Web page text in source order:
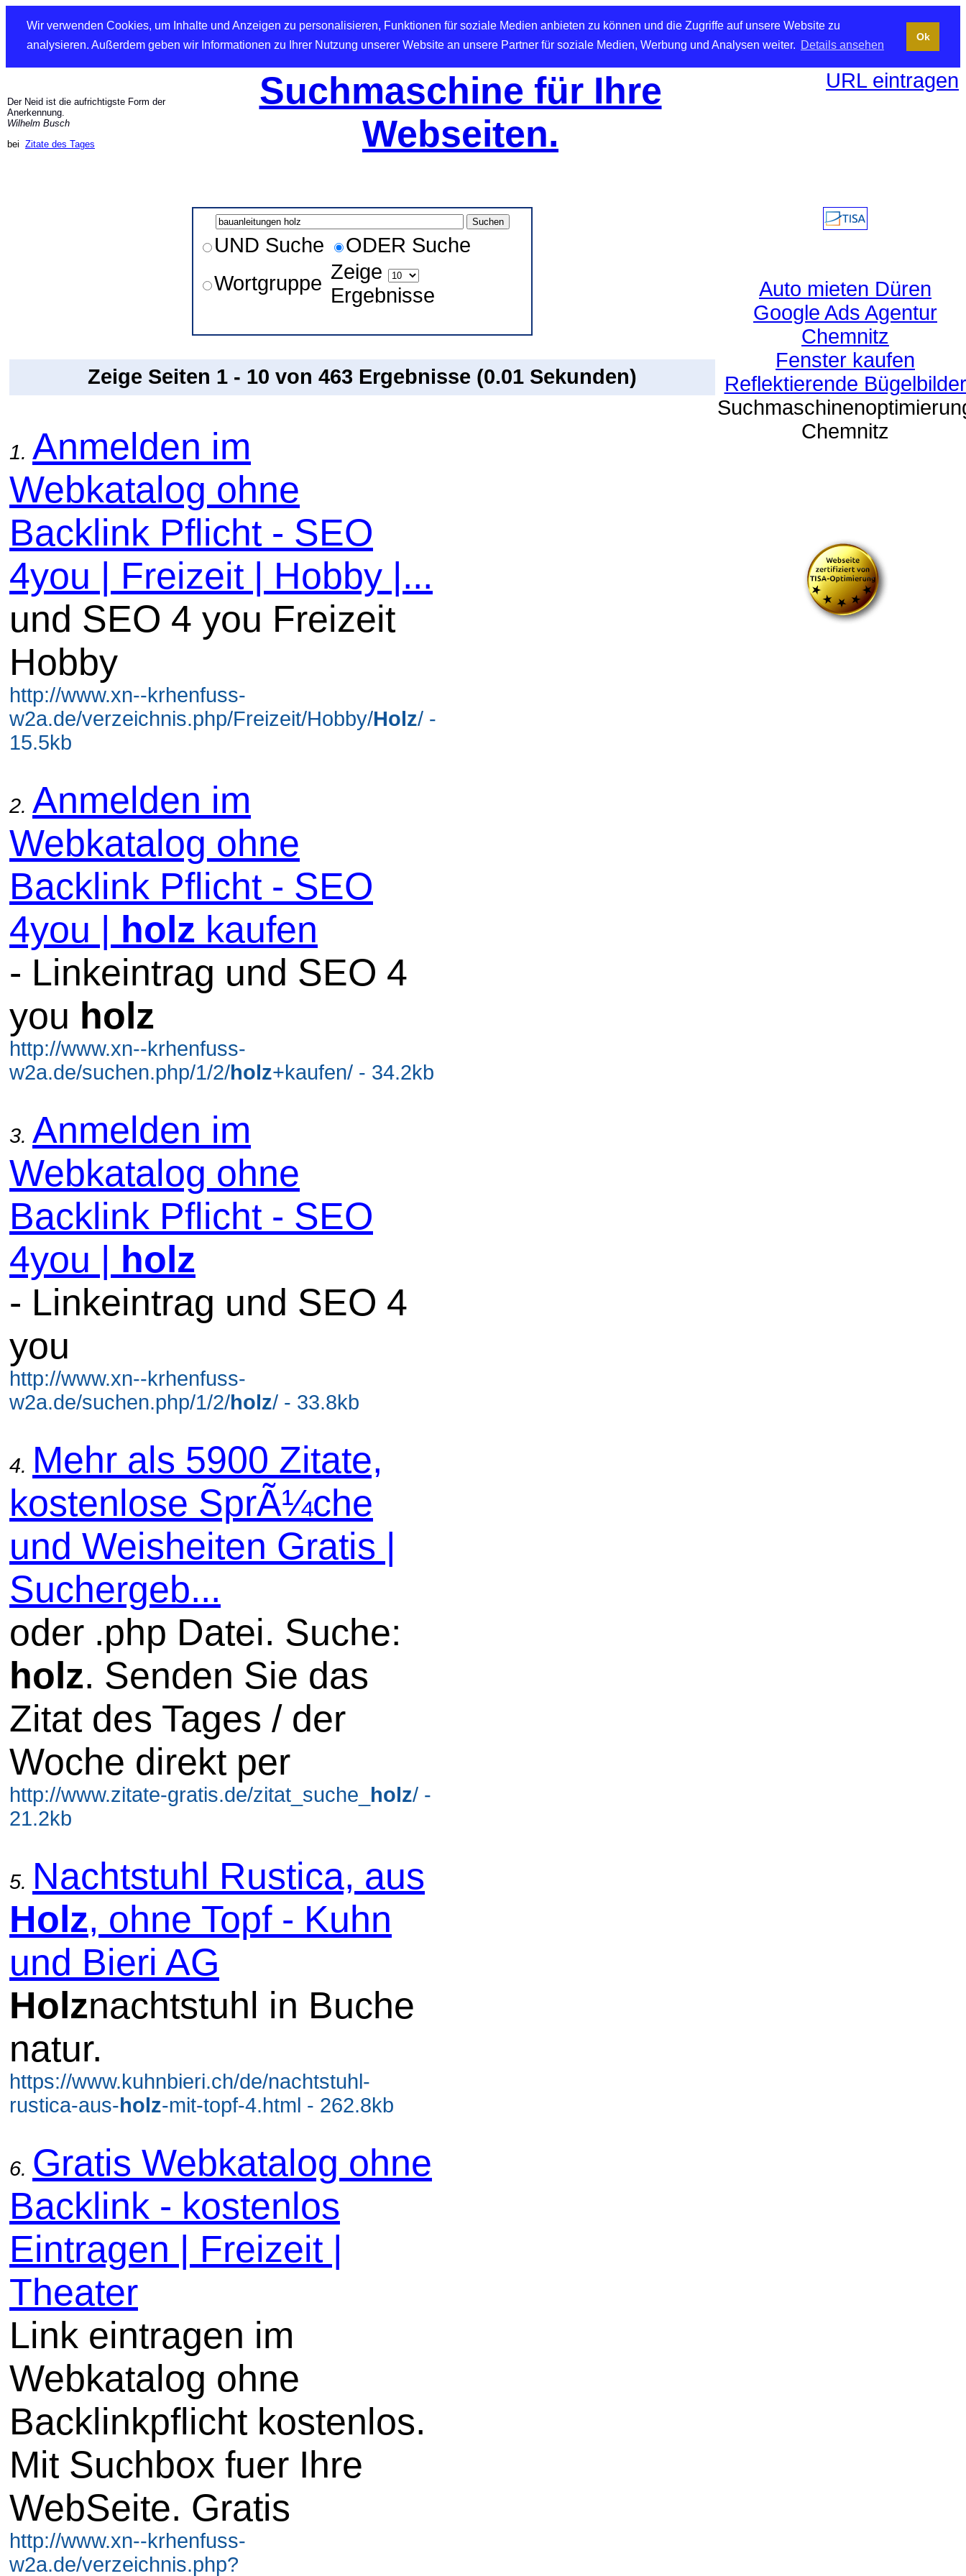
Wir verwenden Cookies, um Inhalte und Anzeigen zu personalisieren, Funktionen für soziale Medien anbieten zu können und die Zugriffe auf unsere Website zu
analysieren. Außerdem geben wir Informationen zu Ihrer Nutzung unserer Website an unsere Partner für soziale Medien, Werbung und Analysen weiter. Details ansehen
Ok
Der Neid ist die aufrichtigste Form der
Anerkennung.
Wilhelm Busch
bei Zitate des Tages
Suchmaschine für Ihre
Webseiten.
URL eintragen
UND Suche
ODER Suche
Wortgruppe Zeige
Ergebnisse
Zeige Seiten 1 - 10 von 463 Ergebnisse (0.01 Sekunden)
1. Anmelden im
Webkatalog ohne
Backlink Pflicht - SEO
4you | Freizeit | Hobby |...
und SEO 4 you Freizeit
Hobby
http://www.xn--krhenfuss-
w2a.de/verzeichnis.php/Freizeit/Hobby/Holz/ -
15.5kb
2. Anmelden im
Webkatalog ohne
Backlink Pflicht - SEO
4you | holz kaufen
- Linkeintrag und SEO 4
you holz
http://www.xn--krhenfuss-
w2a.de/suchen.php/1/2/holz+kaufen/ - 34.2kb
3. Anmelden im
Webkatalog ohne
Backlink Pflicht - SEO
4you | holz
- Linkeintrag und SEO 4
you
http://www.xn--krhenfuss-
w2a.de/suchen.php/1/2/holz/ - 33.8kb
4. Mehr als 5900 Zitate,
kostenlose SprÃ¼che
und Weisheiten Gratis |
Suchergeb...
oder .php Datei. Suche:
holz. Senden Sie das
Zitat des Tages / der
Woche direkt per
http://www.zitate-gratis.de/zitat_suche_ holz/ -
21.2kb
5. Nachtstuhl Rustica, aus
Holz, ohne Topf - Kuhn
und Bieri AG
Holznachtstuhl in Buche
natur.
https://www.kuhnbieri.ch/de/nachtstuhl-
rustica-aus-holz-mit-topf-4.html - 262.8kb
6. Gratis Webkatalog ohne
Backlink - kostenlos
Eintragen | Freizeit |
Theater
Link eintragen im
Webkatalog ohne
Backlinkpflicht kostenlos.
Mit Suchbox fuer Ihre
WebSeite. Gratis
http://www.xn--krhenfuss-
w2a.de/verzeichnis.php?
Auto mieten Düren
Google Ads Agentur
Chemnitz
Fenster kaufen
Reflektierende Bügelbilder
Chemnitz